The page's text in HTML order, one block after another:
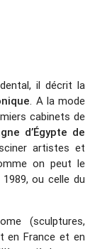
il décrit la
. A la mode
cabinets de
d’Égypte de
artistes et
on peut le
ou celle du
(sculptures,
en France et en